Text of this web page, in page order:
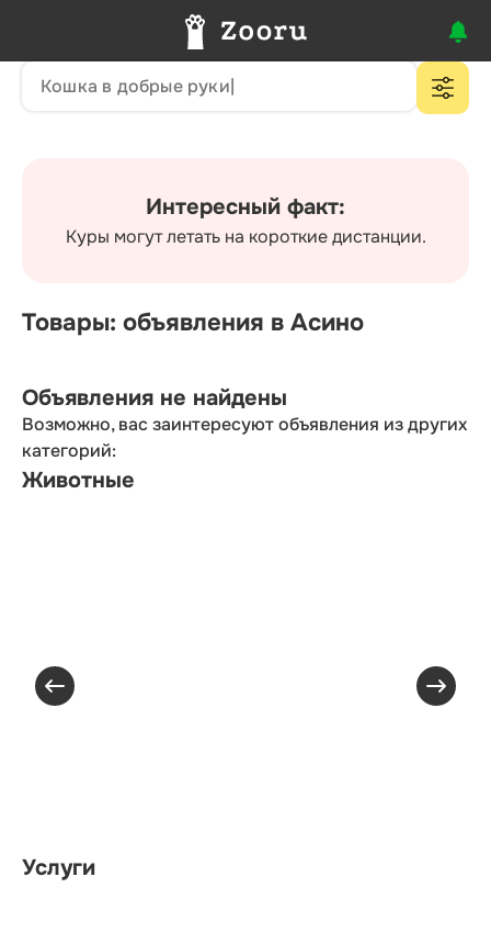
Интересный факт:
Куры могут летать на короткие дистанции.
Товары: объявления в Асино
Объявления не найдены
Возможно, вас заинтересуют объявления из других
категорий:
Животные
Услуги